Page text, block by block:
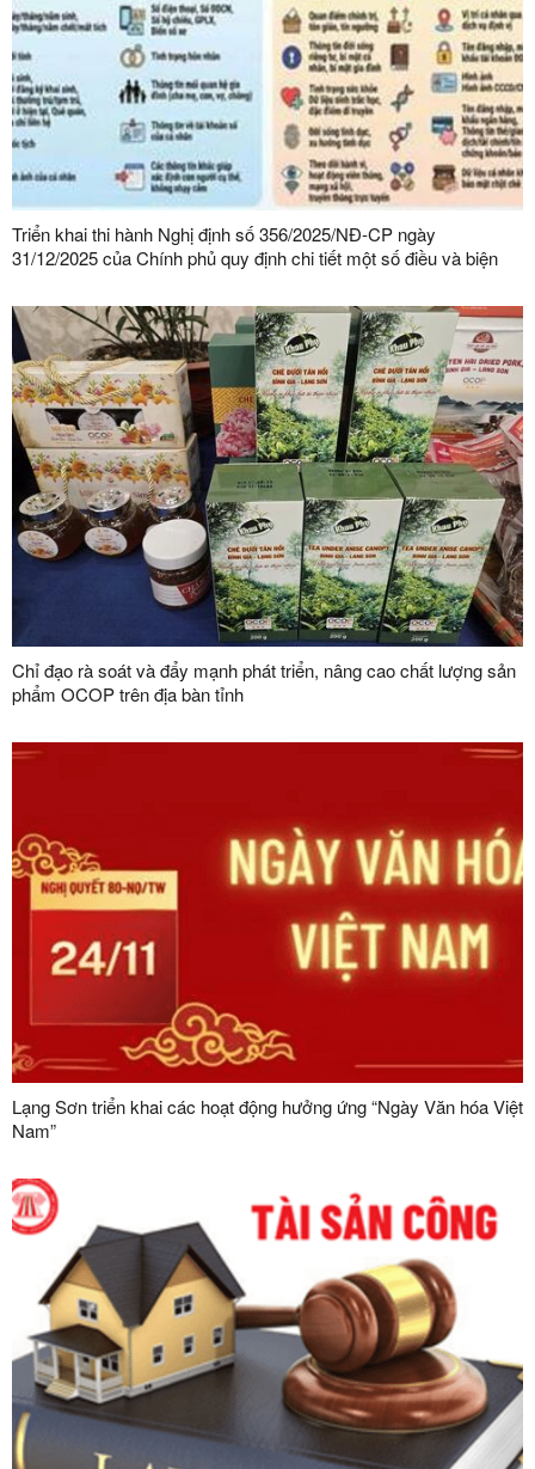
Triển khai thi hành Nghị định số 356/2025/NĐ-CP ngày
31/12/2025 của Chính phủ quy định chi tiết một số điều và biện
Sơn
Chỉ đạo rà soát và đẩy mạnh phát triển, nâng cao chất lượng sản
phẩm OCOP trên địa bàn tỉnh
Lạng Sơn triển khai các hoạt động hưởng ứng “Ngày Văn hóa Việt
Nam”